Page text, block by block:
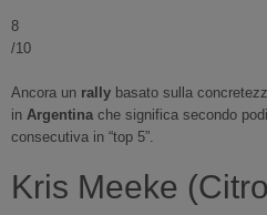
8
/10
Ancora un rally basato sulla
in Argentina che significa secondo
consecutiva in “top 5”.
Kris Meeke